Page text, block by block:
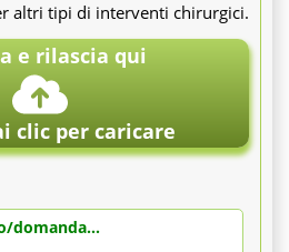
altri tipi di interventi chirurgici.
e rilascia qui
clic per caricare